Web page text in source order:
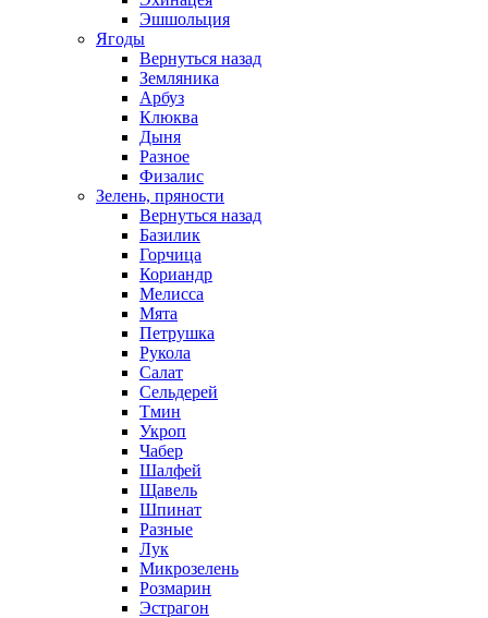
Эшшольция
Ягоды
Вернуться назад
Земляника
Арбуз
Клюква
Дыня
Разное
Физалис
Зелень, пряности
Вернуться назад
Базилик
Горчица
Кориандр
Мелисса
Мята
Петрушка
Рукола
Салат
Сельдерей
Тмин
Укроп
Чабер
Шалфей
Щавель
Шпинат
Разные
Лук
Микрозелень
Розмарин
Эстрагон